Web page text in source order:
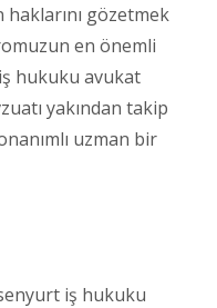
gözetmek
en önemli
hukuku avukat
yakından takip
uzman bir
iş hukuku